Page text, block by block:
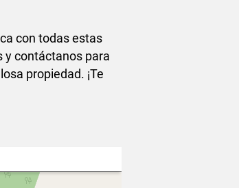
con todas estas
y contáctanos para
propiedad. ¡Te